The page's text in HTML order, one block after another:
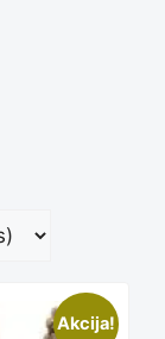
Akcija!